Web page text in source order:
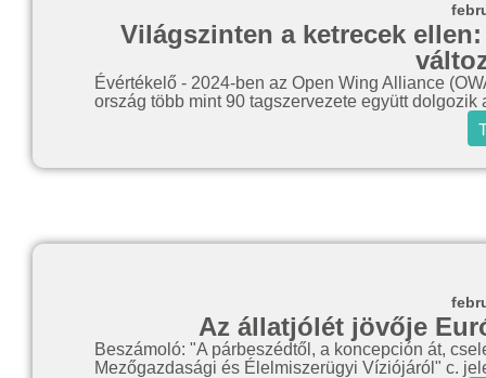
Világszinten a ketrecek
Évértékelő - 2024-ben az Open Wing Alliance
ország több mint 90 tagszervezete együtt
Az állatjólét jövője
Beszámoló: "A párbeszédtől, a koncepción át,
Mezőgazdasági és Élelmiszerügyi Víziójáról" c.